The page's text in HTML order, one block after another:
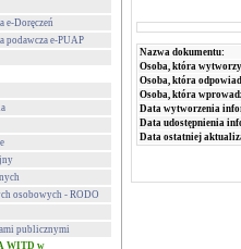
e-Doręczeń
podawcza e-PUAP
osobowych - RODO
publicznymi
WITD w
Nazwa dokumentu:
Osoba, która
Osoba, która
Osoba, która
Data wytworzenia
Data udostępnienia
Data ostatniej